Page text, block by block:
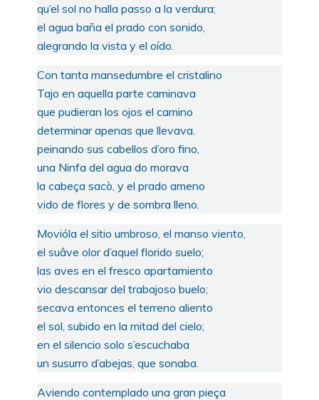
qu’el sol no halla passo a la verdura;
el agua baña el prado con sonido,
alegrando la vista y el oído.
Con tanta mansedumbre el cristalino
Tajo en aquella parte caminava
que pudieran los ojos el camino
determinar apenas que llevava.
peinando sus cabellos d’oro fino,
una Ninfa del agua do morava
la cabeça sacò, y el prado ameno
vido de flores y de sombra lleno.
Movióla el sitio umbroso, el manso viento,
el suâve olor d’aquel florido suelo;
las aves en el fresco apartamiento
vio descansar del trabajoso buelo;
secava entonces el terreno aliento
el sol, subido en la mitad del cielo;
en el silencio solo s’escuchaba
un susurro d’abejas, que sonaba.
Aviendo contemplado una gran pieça